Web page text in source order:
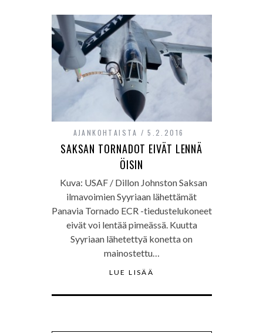
AJANKOHTAISTA 5.2.2016
SAKSAN TORNADOT EIVÄT LENNÄ
ÖISIN
Kuva: USAF / Dillon Johnston Saksan
ilmavoimien Syyriaan lähettämät
Panavia Tornado ECR -tiedustelukoneet
eivät voi lentää pimeässä. Kuutta
Syyriaan lähetettyä konetta on
mainostettu…
LUE LISÄÄ